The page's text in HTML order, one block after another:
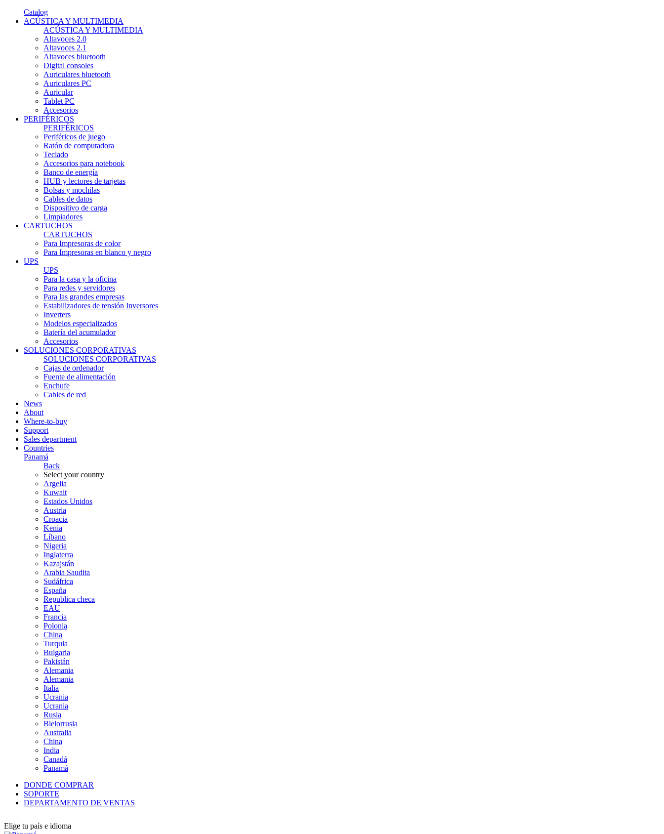
Catalog
ACÚSTICA Y MULTIMEDIA
ACÚSTICA Y MULTIMEDIA
Altavoces 2.0
Altavoces 2.1
Altavoces bluetooth
Digital consoles
Auriculares bluetooth
Auriculares PC
Auricular
Tablet PC
Accesorios
PERIFÉRICOS
PERIFÉRICOS
Periféricos de juego
Ratón de computadora
Teclado
Accesorios para notebook
Banco de energía
HUB y lectores de tarjetas
Bolsas y mochilas
Cables de datos
Dispositivo de carga
Limpiadores
CARTUCHOS
CARTUCHOS
Para Impresoras de color
Para Impresoras en blanco y negro
UPS
UPS
Para la casa y la oficina
Para redes y servidores
Para las grandes empresas
Estabilizadores de tensión Inversores
Inverters
Modelos especializados
Batería del acumulador
Accesorios
SOLUCIONES CORPORATIVAS
SOLUCIONES CORPORATIVAS
Cajas de ordenador
Fuente de alimentación
Enchufe
Cables de red
News
About
Where-to-buy
Support
Sales department
Countries
Panamá
Back
Select your country
Argelia
Kuwait
Estados Unidos
Austria
Croacia
Kenia
Líbano
Nigeria
Inglaterra
Kazajstán
Arabia Saudita
Sudáfrica
España
Republica checa
EAU
Francia
Polonia
China
Turquia
Bulgaria
Pakistán
Alemania
Alemania
Italia
Ucrania
Ucrania
Rusia
Bielorrusia
Australia
China
India
Canadá
Panamá
DONDE COMPRAR
SOPORTE
DEPARTAMENTO DE VENTAS
Elige tu país e idioma